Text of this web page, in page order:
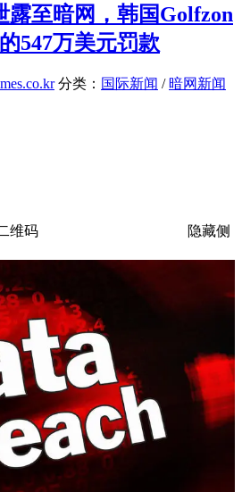
露至暗网，韩国Golfzon
547万美元罚款
分类： 国际新闻 / 暗网新闻
维码
隐藏侧